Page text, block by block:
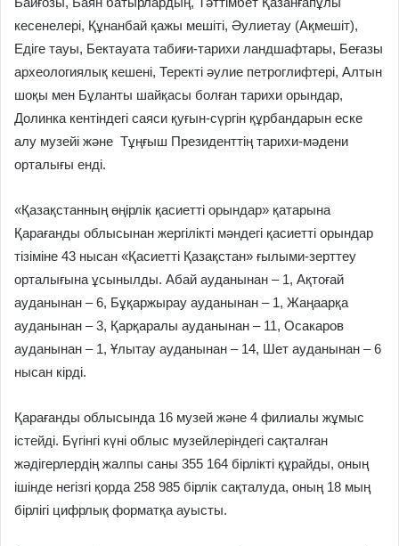
кесенелері, Құнанбай қажы мешіті, Әулиетау (Ақмешіт),
Едіге тауы, Бектауата табиғи-тарихи ландшафтары, Беғазы
археологиялық кешені, Теректі әулие петроглифтері, Алтын
шоқы мен Бұланты шайқасы болған тарихи орындар,
Долинка кентіндегі саяси қуғын-сүргін құрбандарын еске
алу музейі және Тұңғыш Президенттің тарихи-мәдени
орталығы енді.
«Қазақстанның өңірлік қасиетті орындар» қатарына
Қарағанды облысынан жергілікті мәндегі қасиетті орындар
тізіміне 43 нысан «Қасиетті Қазақстан» ғылыми-зерттеу
орталығына ұсынылды. Абай ауданынан – 1, Ақтоғай
ауданынан – 6, Бұқаржырау ауданынан – 1, Жаңаарқа
ауданынан – 3, Қарқаралы ауданынан – 11, Осакаров
ауданынан – 1, Ұлытау ауданынан – 14, Шет ауданынан – 6
нысан кірді.
Қарағанды облысында 16 музей және 4 филиалы жұмыс
істейді. Бүгінгі күні облыс музейлеріндегі сақталған
жәдігерлердің жалпы саны 355 164 бірлікті құрайды, оның
ішінде негізгі қорда 258 985 бірлік сақталуда, оның 18 мың
бірлігі цифрлық форматқа ауысты.